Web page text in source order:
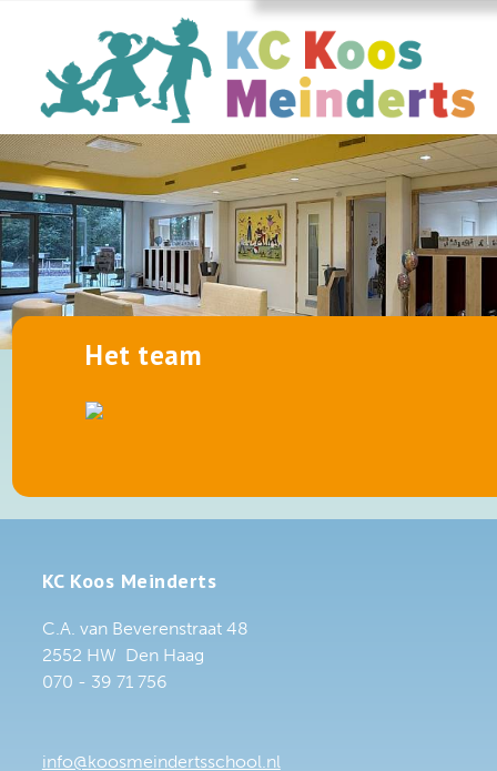
Het team
KC Koos Meinderts
C.A. van Beverenstraat 48
2552 HW Den Haag
070 - 39 71 756
info@koosmeindertsschool.nl